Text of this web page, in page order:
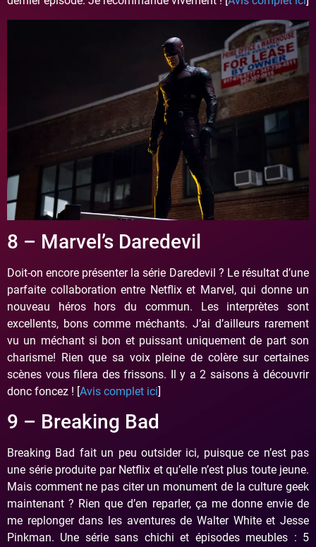
8 – Marvel’s Daredevil
Doit-on encore présenter la série Daredevil ? Le résultat d’une
parfaite collaboration entre Netflix et Marvel, qui donne un
nouveau héros hors du commun. Les interprètes sont
excellents, bons comme méchants. J’ai d’ailleurs rarement
vu un méchant si bon et puissant uniquement de part son
charisme! Rien que sa voix pleine de colère sur certaines
scènes vous filera des frissons. Il y a 2 saisons à découvrir
donc foncez ! [Avis complet ici]
9 – Breaking Bad
Breaking Bad fait un peu outsider ici, puisque ce n’est pas
une série produite par Netflix et qu’elle n’est plus toute jeune.
Mais comment ne pas citer un monument de la culture geek
maintenant ? Rien que d’en reparler, ça me donne envie de
me replonger dans les aventures de Walter White et Jesse
Pinkman. Une série sans chichi et épisodes meubles : 5